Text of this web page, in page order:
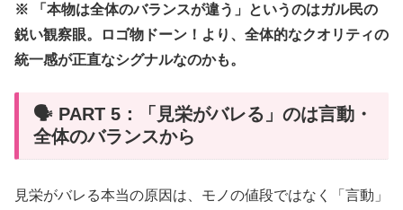
※ 「本物は全体のバランスが違う」というのはガル民の
鋭い観察眼。ロゴ物ドーン！より、全体的なクオリティの
統一感が正直なシグナルなのかも。
🗣️ PART 5：「見栄がバレる」のは言動・
全体のバランスから
見栄がバレる本当の原因は、モノの値段ではなく「言動」